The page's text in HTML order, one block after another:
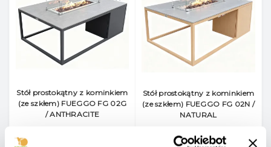
Stół prostokątny z kominkiem
(ze szkłem) FUEGGO FG 02G
/ ANTHRACITE
Stół prostokątny z kominkiem
(ze szkłem) FUEGGO FG 02N /
NATURAL